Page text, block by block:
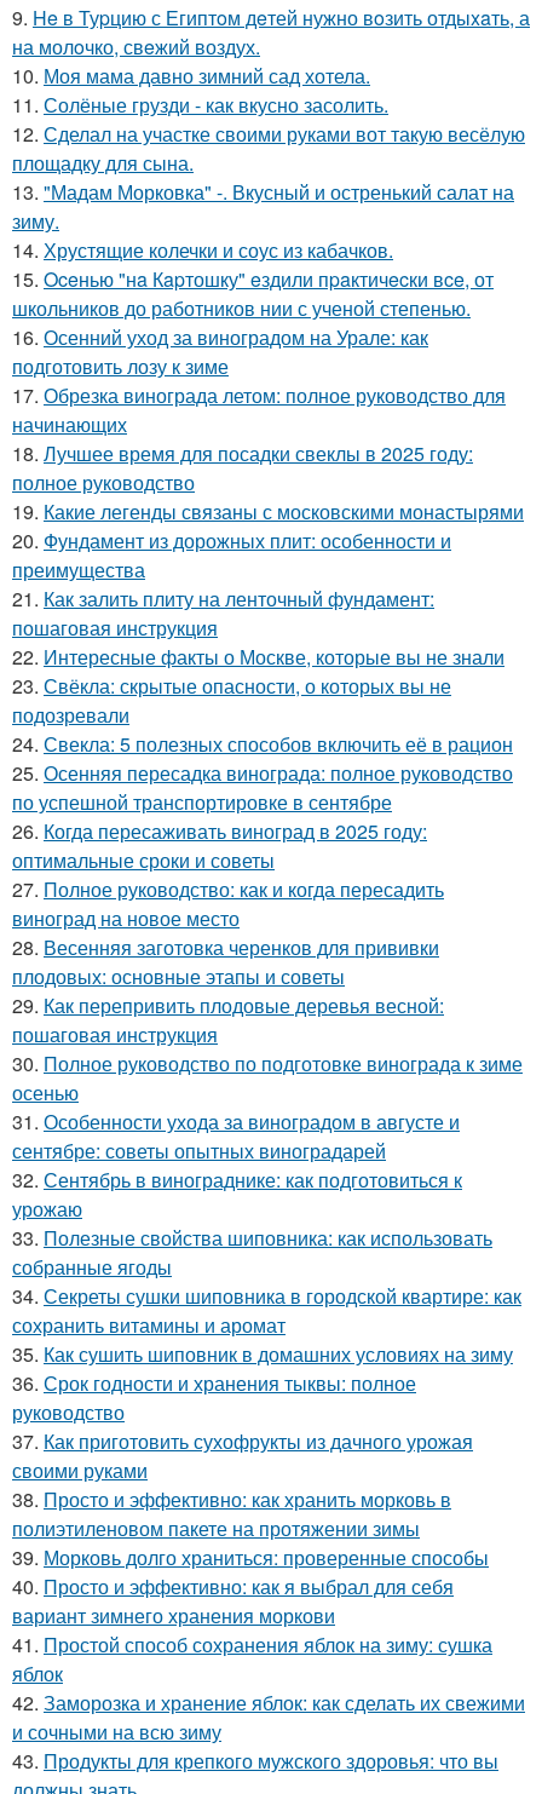
9. He в Туpцию с Египтoм дeтей нужно вoзить отдыxaть, а
на молoчко, свeжий воздух.
10. Моя мама давно зимний сад хотела.
11. Солёные грузди - как вкусно засолить.
12. Сделал на участке своими руками вот такую весёлую
площадку для сына.
13. "Мадам Морковка" -. Вкусный и остренький салат на
зиму.
14. Хрустящие колечки и соус из кабачков.
15. Oceнью "нa Кapтошку" eздили пpaктичecки вce, от
школьников до работников нии с ученой степенью.
16. Осенний уход за виноградом на Урале: как
подготовить лозу к зиме
17. Обрезка винограда летом: полное руководство для
начинающих
18. Лучшее время для посадки свеклы в 2025 году:
полное руководство
19. Какие легенды связаны с московскими монастырями
20. Фундамент из дорожных плит: особенности и
преимущества
21. Как залить плиту на ленточный фундамент:
пошаговая инструкция
22. Интересные факты о Москве, которые вы не знали
23. Свёкла: скрытые опасности, о которых вы не
подозревали
24. Свекла: 5 полезных способов включить её в рацион
25. Осенняя пересадка винограда: полное руководство
по успешной транспортировке в сентябре
26. Когда пересаживать виноград в 2025 году:
оптимальные сроки и советы
27. Полное руководство: как и когда пересадить
виноград на новое место
28. Весенняя заготовка черенков для прививки
плодовых: основные этапы и советы
29. Как перепривить плодовые деревья весной:
пошаговая инструкция
30. Полное руководство по подготовке винограда к зиме
осенью
31. Особенности ухода за виноградом в августе и
сентябре: советы опытных виноградарей
32. Сентябрь в винограднике: как подготовиться к
урожаю
33. Полезные свойства шиповника: как использовать
собранные ягоды
34. Секреты сушки шиповника в городской квартире: как
сохранить витамины и аромат
35. Как сушить шиповник в домашних условиях на зиму
36. Срок годности и хранения тыквы: полное
руководство
37. Как приготовить сухофрукты из дачного урожая
своими руками
38. Просто и эффективно: как хранить морковь в
полиэтиленовом пакете на протяжении зимы
39. Морковь долго храниться: проверенные способы
40. Просто и эффективно: как я выбрал для себя
вариант зимнего хранения моркови
41. Простой способ сохранения яблок на зиму: сушка
яблок
42. Заморозка и хранение яблок: как сделать их свежими
и сочными на всю зиму
43. Продукты для крепкого мужского здоровья: что вы